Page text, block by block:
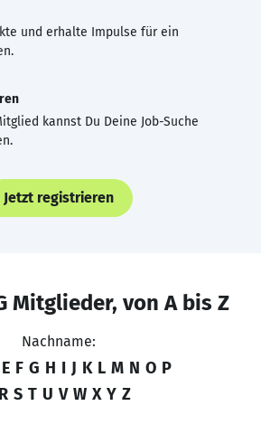
und erhalte Impulse für ein
kannst Du Deine Job-Suche
Jetzt registrieren
Mitglieder, von A bis Z
Nachname:
E F G H I J K L M N O P
R S T U V W X Y Z